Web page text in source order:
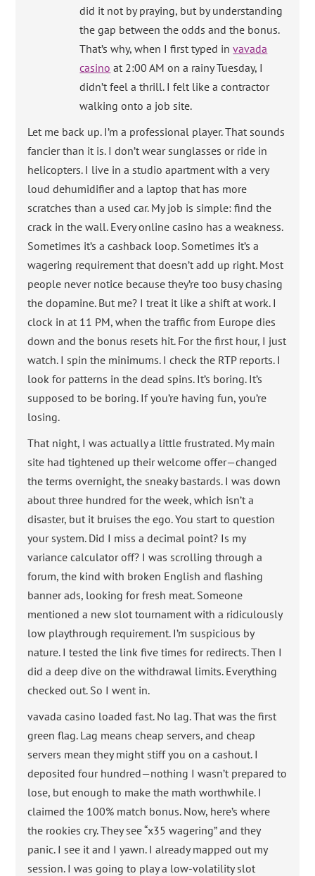
did it not by praying, but by understanding
the gap between the odds and the bonus.
That’s why, when I first typed invavada
casino at 2:00 AM on a rainy Tuesday, I
didn’t feel a thrill. I felt like a contractor
walking onto a job site.
Let me back up. I’m a professional player. That sounds
fancier than it is. I don’t wear sunglasses or ride in
helicopters. I live in a studio apartment with a very
loud dehumidifier and a laptop that has more
scratches than a used car. My job is simple: find the
crack in the wall. Every online casino has a weakness.
Sometimes it’s a cashback loop. Sometimes it’s a
wagering requirement that doesn’t add up right. Most
people never notice because they’re too busy chasing
the dopamine. But me? I treat it like a shift at work. I
clock in at 11 PM, when the traffic from Europe dies
down and the bonus resets hit. For the first hour, I just
watch. I spin the minimums. I check the RTP reports. I
look for patterns in the dead spins. It’s boring. It’s
supposed to be boring. If you’re having fun, you’re
losing.
That night, I was actually a little frustrated. My main
site had tightened up their welcome offer—changed
the terms overnight, the sneaky bastards. I was down
about three hundred for the week, which isn’t a
disaster, but it bruises the ego. You start to question
your system. Did I miss a decimal point? Is my
variance calculator off? I was scrolling through a
forum, the kind with broken English and flashing
banner ads, looking for fresh meat. Someone
mentioned a new slot tournament with a ridiculously
low playthrough requirement. I’m suspicious by
nature. I tested the link five times for redirects. Then I
did a deep dive on the withdrawal limits. Everything
checked out. So I went in.
vavada casino loaded fast. No lag. That was the first
green flag. Lag means cheap servers, and cheap
servers mean they might stiff you on a cashout. I
deposited four hundred—nothing I wasn’t prepared to
lose, but enough to make the math worthwhile. I
claimed the 100% match bonus. Now, here’s where
the rookies cry. They see “x35 wagering” and they
panic. I see it and I yawn. I already mapped out my
session. I was going to play a low-volatility slot